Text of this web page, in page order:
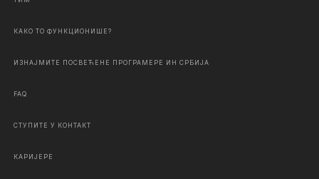
КАКО ТО ФУНКЦИОНИШЕ?
ИЗНАЈМИТЕ ПОСВЕЋЕНЕ ПРОГРАМЕРЕ ИН СРБИЈА
FAQ
СТУПИТЕ У КОНТАКТ
КАРИЈЕРЕ